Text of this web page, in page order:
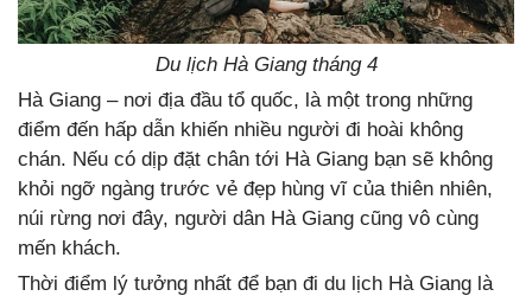
Du lịch Hà Giang tháng 4
Hà Giang – nơi địa đầu tổ quốc, là một trong những
điểm đến hấp dẫn khiến nhiều người đi hoài không
chán. Nếu có dịp đặt chân tới Hà Giang bạn sẽ không
khỏi ngỡ ngàng trước vẻ đẹp hùng vĩ của thiên nhiên,
núi rừng nơi đây, người dân Hà Giang cũng vô cùng
mến khách.
Thời điểm lý tưởng nhất để bạn đi du lịch Hà Giang là